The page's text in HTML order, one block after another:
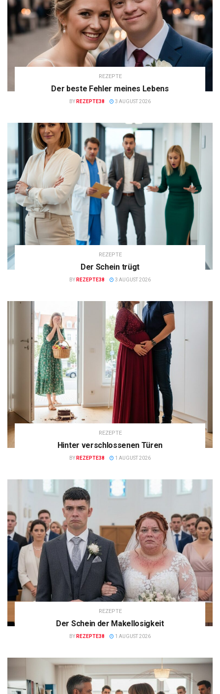
REZEPTE
Der beste Fehler meines Lebens
BY REZEPTE38 3 AUGUST 2026
REZEPTE
Der Schein trügt
BY REZEPTE38 3 AUGUST 2026
REZEPTE
Hinter verschlossenen Türen
BY REZEPTE38 1 AUGUST 2026
REZEPTE
Der Schein der Makellosigkeit
BY REZEPTE38 1 AUGUST 2026